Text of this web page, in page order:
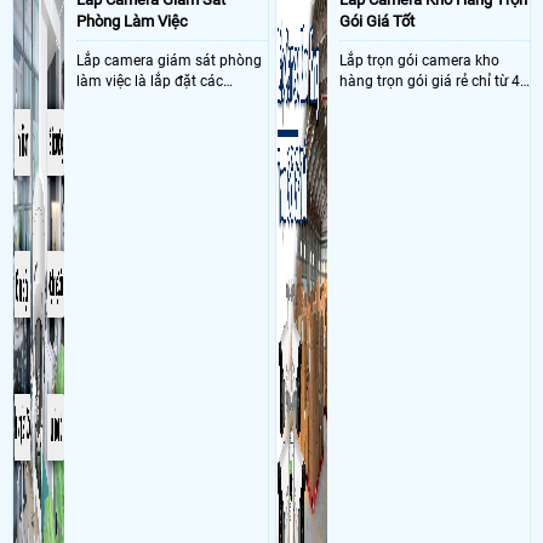
DH-H5AE
- Khách Lắp CameraĐịa điểm lăp đặt camera phú lâm , quận 6 Sử dụng
Dịch vụ camera quan sát
đầu ghi ip wifi 8 kênh CS-X5S-R100-8W : 1 cái,
tặng 1 HDMI
- Khách Lắp Camera CÔNG TY TNHH QUANG NGUYỄN GROUP
Địa điểm
lăp đặt camera 685a quang trung p10 gò vấp Sử dụng
quan sát
1 DS-7216HGHI-M1, 9 DS-2CE16D0T-LPTS, 1 ổ cứng 1T kiet phat
Ngày: 02/04/2020
nói về Sửa Chữa Camera Quan Sát Quận 6
toi co mua 1 camera foscam cu ve cam dien van hoat dong binh thuong
nhung cai dat vao lap top hay dt thi yeu cau quet ma cods nhung khi xem
o day camera thi kg co hoac bi thao mat vay lam sao cai dat lai>
Phòng Làm Việc
Lắp camera giám sát phòng
làm việc là lắp đặt các
Gói Giá Tốt
Lắp trọn gói camera kho
hàng trọn gói giá rẻ chỉ từ 4